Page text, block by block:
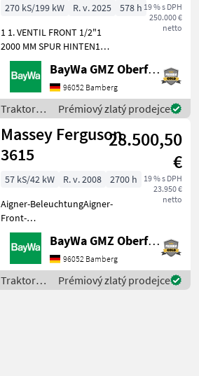
19 % s DPH
250.000 €
netto
270 kS/199 kW R. v. 2025
578 h
1 1. VENTIL FRONT 1/2"1
2000 MM SPUR HINTEN1
2030 MM SPUR VORN1 3-
PKT.KAT.2/3 SK/HYDR.
ABSTÜTZUNG1 4 USB
ANSCHLÜSSE ARMLEHNE1
60 KM/H - AUSFÜHRUNG1
7POLIGE ANHÄNGERS
BayWa GMZ Oberfranken
96052 Bamberg
Traktory /
Fendt
Prémiový zlatý prodejce
Massey Ferguson
3615
28.500,50
€
19 % s DPH
23.950 €
netto
57 kS/42 kW R. v. 2008
2700 h
Aigner-BeleuchtungAigner-
Front­
hydraulikInnenspiegelAutomatische
AnhängekupplungBeifahrersitz
SicherheitsgurtDrehbare
VorderradkotflügelExterne
BayWa GMZ Oberfranken
96052 Bamberg
Traktory /
Massey
Prémiový zlatý prodejce